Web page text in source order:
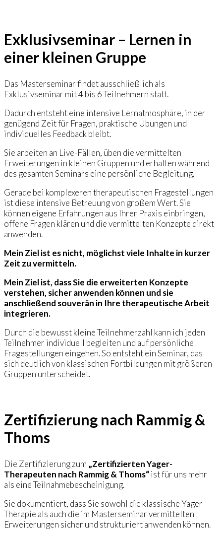
Exklusivseminar – Lernen in
einer kleinen Gruppe
Das Masterseminar findet ausschließlich als
Exklusivseminar mit 4 bis 6 Teilnehmern statt.
Dadurch entsteht eine intensive Lernatmosphäre, in der
genügend Zeit für Fragen, praktische Übungen und
individuelles Feedback bleibt.
Sie arbeiten an Live-Fällen, üben die vermittelten
Erweiterungen in kleinen Gruppen und erhalten während
des gesamten Seminars eine persönliche Begleitung.
Gerade bei komplexeren therapeutischen Fragestellungen
ist diese intensive Betreuung von großem Wert. Sie
können eigene Erfahrungen aus Ihrer Praxis einbringen,
offene Fragen klären und die vermittelten Konzepte direkt
anwenden.
Mein Ziel ist es nicht, möglichst viele Inhalte in kurzer
Zeit zu vermitteln.
Mein Ziel ist, dass Sie die erweiterten Konzepte
verstehen, sicher anwenden können und sie
anschließend souverän in Ihre therapeutische Arbeit
integrieren.
Durch die bewusst kleine Teilnehmerzahl kann ich jeden
Teilnehmer individuell begleiten und auf persönliche
Fragestellungen eingehen. So entsteht ein Seminar, das
sich deutlich von klassischen Fortbildungen mit größeren
Gruppen unterscheidet.
Zertifizierung nach Rammig &
Thoms
Die Zertifizierung zum „Zertifizierten Yager-
Therapeuten nach Rammig & Thoms“ist für uns mehr
als eine Teilnahmebescheinigung.
Sie dokumentiert, dass Sie sowohl die klassische Yager-
Therapie als auch die im Masterseminar vermittelten
Erweiterungen sicher und strukturiert anwenden können.